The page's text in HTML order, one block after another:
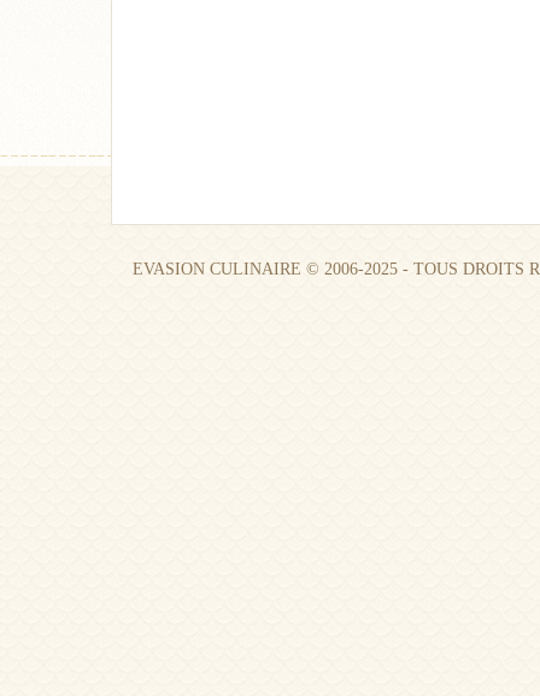
EVASION CULINAIRE © 2006-2025 - TOUS DROITS